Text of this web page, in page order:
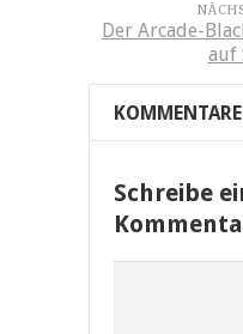
Der Arcade-
auf
KOMMENTARE
Schreibe